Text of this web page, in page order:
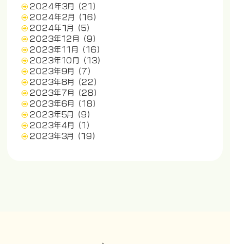
2024年3月
(21)
2024年2月
(16)
2024年1月
(5)
2023年12月
(9)
2023年11月
(16)
2023年10月
(13)
2023年9月
(7)
2023年8月
(22)
2023年7月
(28)
2023年6月
(18)
2023年5月
(9)
2023年4月
(1)
2023年3月
(19)